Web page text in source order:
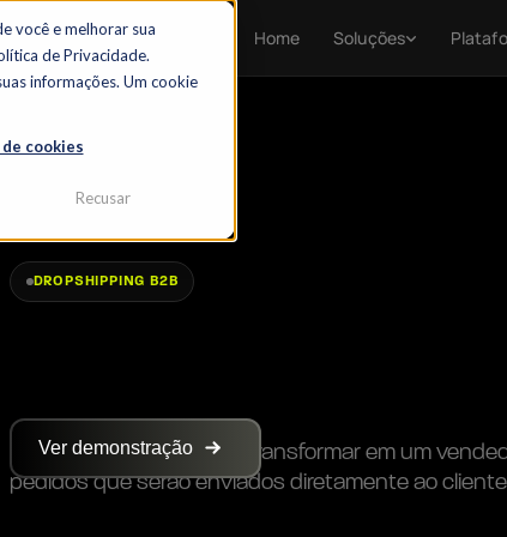
você e melhorar sua
de Privacidade.
informações. Um cookie
cookies
Recusar
Home Soluções
DROPSHIPPING B2B
Imagine o seu cliente se transformar em um
pedidos que serão enviados diretamente ao
Ver demonstração